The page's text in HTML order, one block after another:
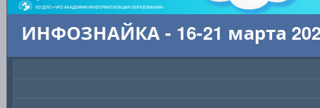
ИНФОЗНАЙКА - 16-21 марта